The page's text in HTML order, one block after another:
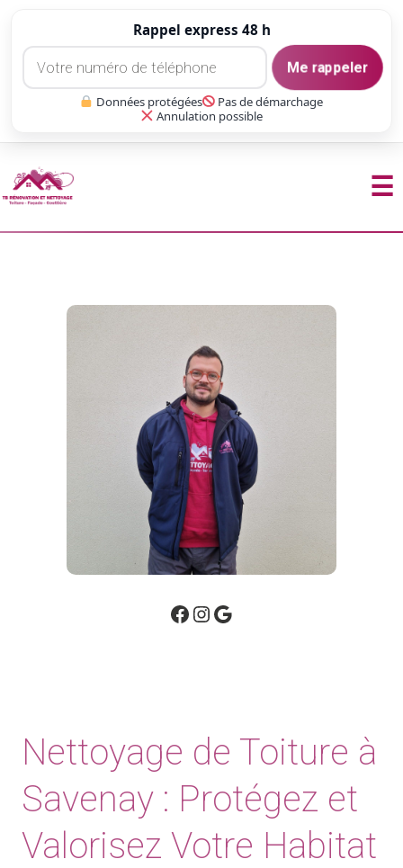
Rappel express 48 h
Me rappeler
Données protégées
Pas de démarchage
Annulation possible
☰
Facebook Instagram Google
Nettoyage de Toiture à
Savenay : Protégez et
Valorisez Votre Habitat